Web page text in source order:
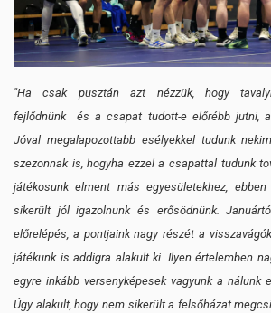
"Ha csak pusztán azt nézzük, hogy
fejlődnünk és a csapat tudott-e előrébb jutni,
Jóval megalapozottabb esélyekkel tudunk
szezonnak is, hogyha ezzel a csapattal tudunk
játékosunk elment más egyesületekhez,
sikerült jól igazolnunk és erősödnünk.
előrelépés, a pontjaink nagy részét a
játékunk is addigra alakult ki. Ilyen értelemben
egyre inkább versenyképesek vagyunk a nálunk
Úgy alakult, hogy nem sikerült a felsőházat